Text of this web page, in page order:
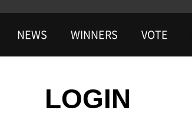
NEWS WINNERS VOTE
LOGIN